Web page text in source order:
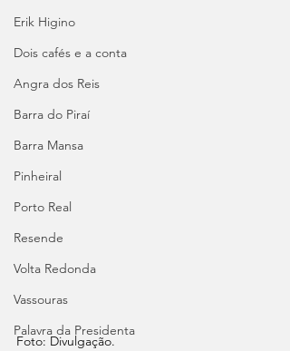
Erik Higino
Dois cafés e a conta
Angra dos Reis
Barra do Piraí
Barra Mansa
Pinheiral
Porto Real
Resende
Volta Redonda
Vassouras
Palavra da Presidenta
Foto: Divulgação.